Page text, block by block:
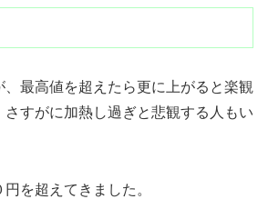
、最高値を超えたら更に上がると楽観
すがに加熱し過ぎと悲観する人もい
を超えてきました。